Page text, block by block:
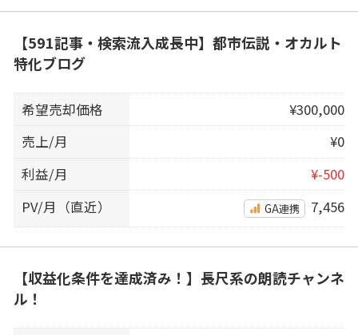
【591記事・検索流入成長中】都市伝説・オカルト
特化ブログ
希望売却価格
¥300,000
売上/月
¥0
利益/月
¥-500
PV/月（直近）
GA連携 7,456
【収益化条件を達成済み！】長尺系の朗読チャンネ
ル！